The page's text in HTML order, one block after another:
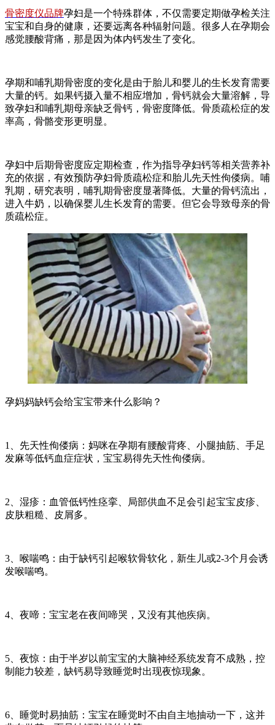
骨密度仪品牌孕妇是一个特殊群体，不仅需要定期做孕检关注
宝宝和自身的健康，还要远离各种辐射问题。很多人在孕期会
感觉腰酸背痛，那是因为体内钙发生了变化。
孕期和哺乳期骨密度的变化是由于胎儿和婴儿的生长发育需要
大量的钙。如果钙摄入量不相应增加，骨钙就会大量溶解，导
致孕妇和哺乳期母亲缺乏骨钙，骨密度降低。骨质疏松症的发
率高，骨骼变形更明显。
孕妇中后期骨密度应定期检查，作为指导孕妇钙等相关营养补
充的依据，有效预防孕妇骨质疏松症和胎儿先天性佝偻病。哺
乳期，研究表明，哺乳期骨密度显著降低。大量的骨钙流出，
进入牛奶，以确保婴儿生长发育的需要。但它会导致母亲的骨
质疏松症。
孕妈妈缺钙会给宝宝带来什么影响？
1、先天性佝偻病：妈咪在孕期有腰酸背疼、小腿抽筋、手足
发麻等低钙血症症状，宝宝易得先天性佝偻病。
2、湿疹：血管低钙性痉挛、局部供血不足会引起宝宝皮疹、
皮肤粗糙、皮屑多。
3、喉喘鸣：由于缺钙引起喉软骨软化，新生儿或2-3个月会诱
发喉喘鸣。
4、夜啼：宝宝老在夜间啼哭，又没有其他疾病。
5、夜惊：由于半岁以前宝宝的大脑神经系统发育不成熟，控
制能力较差，缺钙易导致睡觉时出现夜惊现象。
6、睡觉时易抽筋：宝宝在睡觉时不由自主地抽动一下，这并